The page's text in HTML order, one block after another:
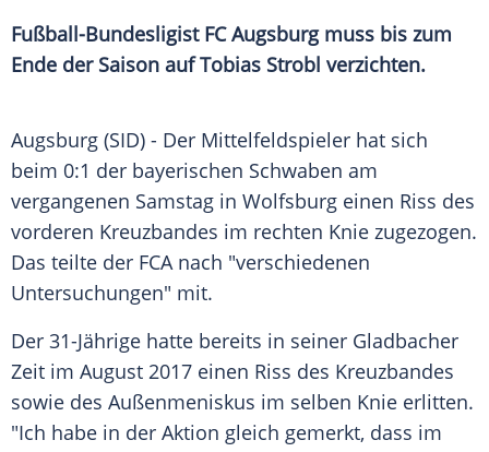
Fußball-Bundesligist FC Augsburgmuss bis zum
Ende der Saison aufTobias Strobl verzichten.
Augsburg (SID) - Der Mittelfeldspieler hat sich
beim 0:1 der bayerischen Schwaben am
vergangenen Samstag in Wolfsburg einen Riss des
vorderen Kreuzbandes im rechten Knie zugezogen.
Das teilte der FCA nach "verschiedenen
Untersuchungen" mit.
Der 31-Jährige hatte bereits in seiner Gladbacher
Zeit im August 2017 einen Riss des Kreuzbandes
sowie des Außenmeniskus im selben Knie erlitten.
"Ich habe in der Aktion gleich gemerkt, dass im